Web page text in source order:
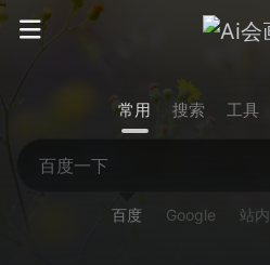
常用 搜索 工具
百度 Google 站内